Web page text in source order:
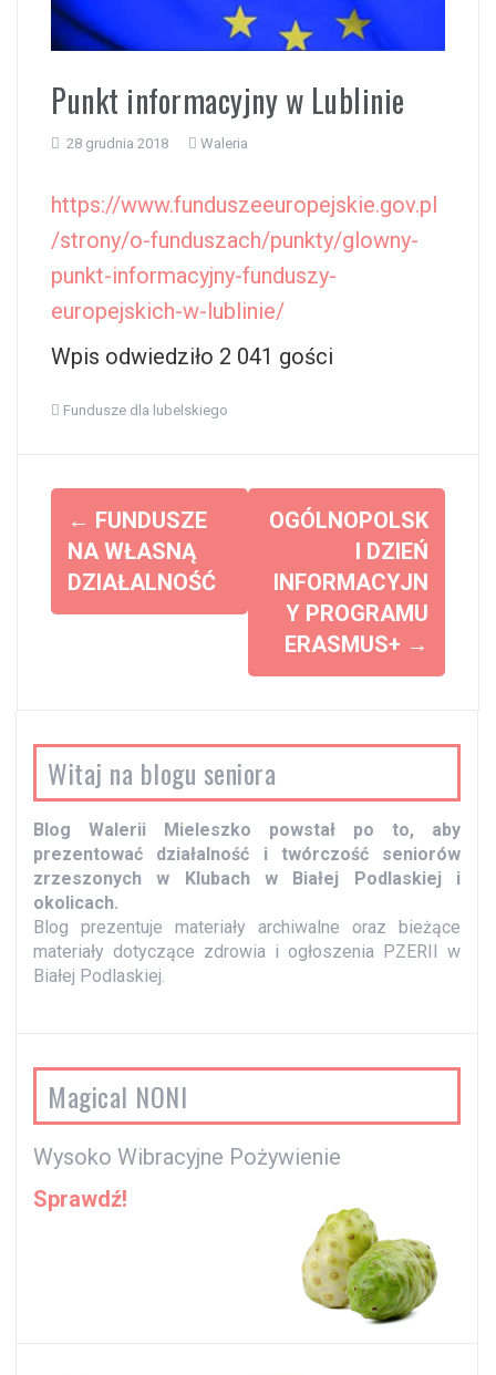
Punkt informacyjny w Lublinie
28 grudnia 2018 Waleria
https://www.funduszeeuropejskie.gov.pl
/strony/o-funduszach/punkty/glowny-
punkt-informacyjny-funduszy-
europejskich-w-lublinie/
Wpis odwiedziło 2 041 gości
Fundusze dla lubelskiego
a
p
i
s
y
← FUNDUSZE
NA WŁASNĄ
DZIAŁALNOŚĆ
OGÓLNOPOLSK
I DZIEŃ
INFORMACYJN
Y PROGRAMU
ERASMUS+ →
Witaj na blogu seniora
Blog Walerii Mieleszko powstał po to, aby
prezentować działalność i twórczość seniorów
zrzeszonych w Klubach w Białej Podlaskiej i
okolicach.
Blog prezentuje materiały archiwalne oraz bieżące
materiały dotyczące zdrowia i ogłoszenia PZERII w
Białej Podlaskiej.
Magical NONI
Wysoko Wibracyjne Pożywienie
Sprawdź!